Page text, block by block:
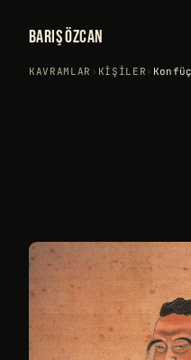
BARIŞ ÖZCAN
KAVRAMLAR › KIŞILER ›